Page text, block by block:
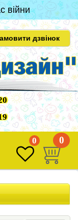
війни
дзвінок
0 0